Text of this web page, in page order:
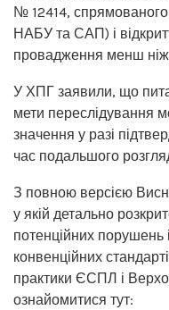
№ 12414,
НАБУ та САП) і
провадження менш ніж
У ХПГ заявили, що
мети переслідування
значення у разі
час подальшого
З повною версією
у якій детально
потенційних порушень
конвенційних
практики ЄСПЛ і
ознайомитися тут: